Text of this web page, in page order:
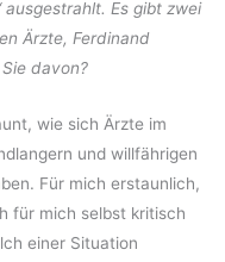
ausgestrahlt. Es gibt zwei
Ärzte, Ferdinand
davon?
wie sich Ärzte im
und willfährigen
Für mich erstaunlich,
für mich selbst kritisch
einer Situation